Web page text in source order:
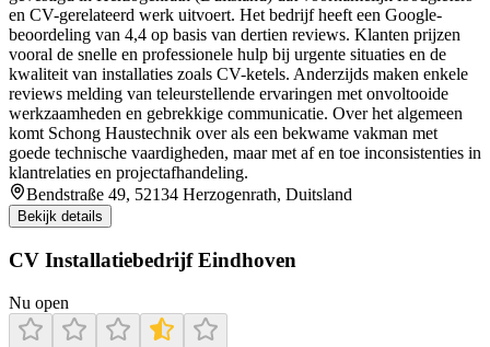
en CV-gerelateerd werk uitvoert. Het bedrijf heeft een Google-
beoordeling van 4,4 op basis van dertien reviews. Klanten prijzen
vooral de snelle en professionele hulp bij urgente situaties en de
kwaliteit van installaties zoals CV-ketels. Anderzijds maken enkele
reviews melding van teleurstellende ervaringen met onvoltooide
werkzaamheden en gebrekkige communicatie. Over het algemeen
komt Schong Haustechnik over als een bekwame vakman met
goede technische vaardigheden, maar met af en toe inconsistenties in
klantrelaties en projectafhandeling.
Bendstraße 49, 52134 Herzogenrath, Duitsland
Bekijk details
CV Installatiebedrijf Eindhoven
Nu open